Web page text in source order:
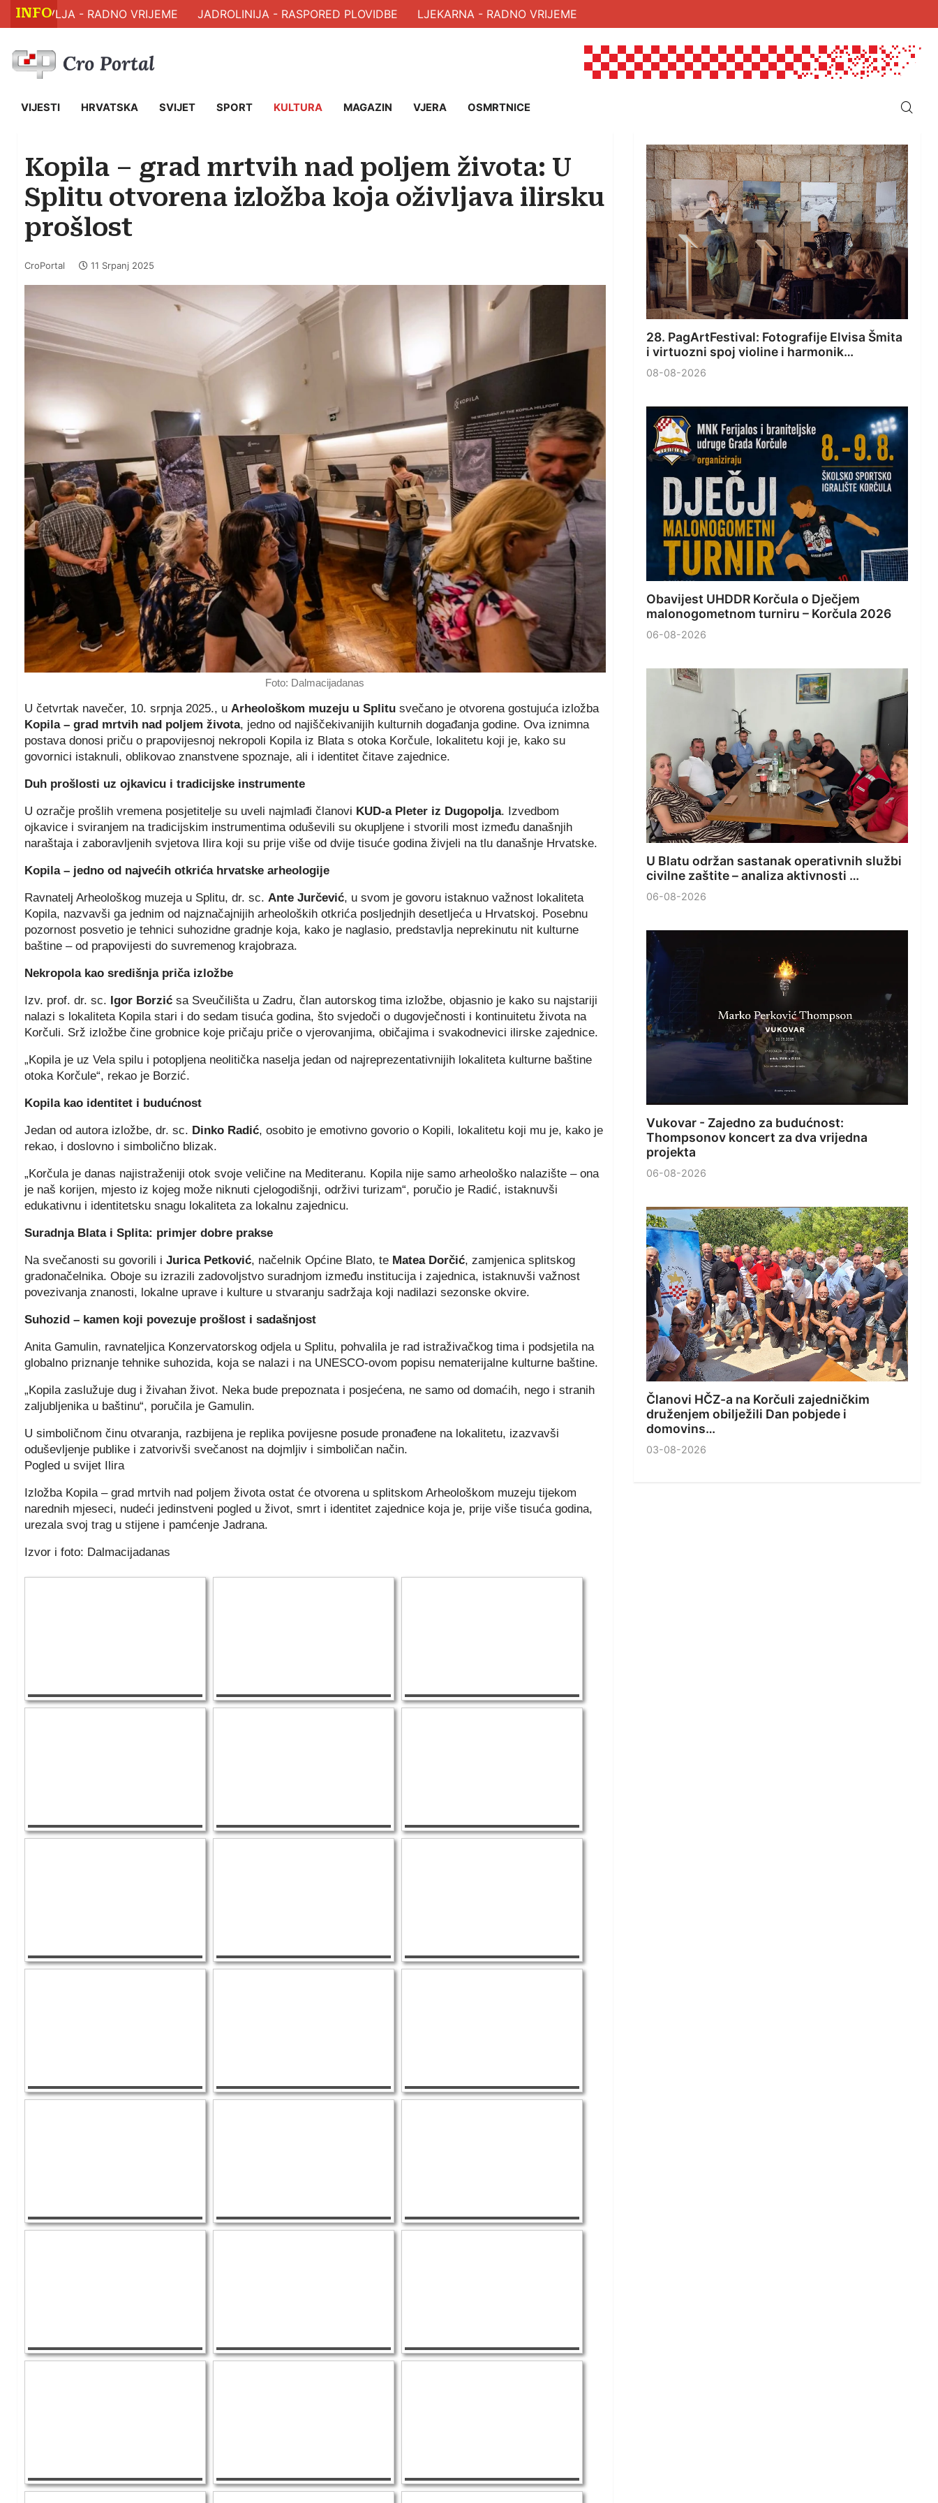
INFO - RADNO VRIJEME JADROLINIJA - RASPORED PLOVIDBE LJEKARNA - RADNO VRIJEME
VIJESTI HRVATSKA SVIJET SPORT KULTURA MAGAZIN VJERA OSMRTNICE
Kopila – grad mrtvih nad poljem života: U
Splitu otvorena izložba koja oživljava ilirsku
prošlost
CroPortal 11 Srpanj 2025
Foto: Dalmacijadanas
U četvrtak navečer, 10. srpnja 2025., u Arheološkom muzeju u Splitu svečano je otvorena gostujuća izložba
Kopila – grad mrtvih nad poljem života, jedno od najiščekivanijih kulturnih događanja godine. Ova iznimna
postava donosi priču o prapovijesnoj nekropoli Kopila iz Blata s otoka Korčule, lokalitetu koji je, kako su
govornici istaknuli, oblikovao znanstvene spoznaje, ali i identitet čitave zajednice.
Duh prošlosti uz ojkavicu i tradicijske instrumente
U ozračje prošlih vremena posjetitelje su uveli najmlađi članovi KUD-a Pleter iz Dugopolja. Izvedbom
ojkavice i sviranjem na tradicijskim instrumentima oduševili su okupljene i stvorili most između današnjih
naraštaja i zaboravljenih svjetova Ilira koji su prije više od dvije tisuće godina živjeli na tlu današnje Hrvatske.
Kopila – jedno od najvećih otkrića hrvatske arheologije
Ravnatelj Arheološkog muzeja u Splitu, dr. sc. Ante Jurčević, u svom je govoru istaknuo važnost lokaliteta
Kopila, nazvavši ga jednim od najznačajnijih arheoloških otkrića posljednjih desetljeća u Hrvatskoj. Posebnu
pozornost posvetio je tehnici suhozidne gradnje koja, kako je naglasio, predstavlja neprekinutu nit kulturne
baštine – od prapovijesti do suvremenog krajobraza.
Nekropola kao središnja priča izložbe
Izv. prof. dr. sc. Igor Borzić sa Sveučilišta u Zadru, član autorskog tima izložbe, objasnio je kako su najstariji
nalazi s lokaliteta Kopila stari i do sedam tisuća godina, što svjedoči o dugovječnosti i kontinuitetu života na
Korčuli. Srž izložbe čine grobnice koje pričaju priče o vjerovanjima, običajima i svakodnevici ilirske zajednice.
„Kopila je uz Vela spilu i potopljena neolitička naselja jedan od najreprezentativnijih lokaliteta kulturne baštine
otoka Korčule“, rekao je Borzić.
Kopila kao identitet i budućnost
Jedan od autora izložbe, dr. sc. Dinko Radić, osobito je emotivno govorio o Kopili, lokalitetu koji mu je, kako je
rekao, i doslovno i simbolično blizak.
„Korčula je danas najistraženiji otok svoje veličine na Mediteranu. Kopila nije samo arheološko nalazište – ona
je naš korijen, mjesto iz kojeg može niknuti cjelogodišnji, održivi turizam“, poručio je Radić, istaknuvši
edukativnu i identitetsku snagu lokaliteta za lokalnu zajednicu.
Suradnja Blata i Splita: primjer dobre prakse
Na svečanosti su govorili i Jurica Petković, načelnik Općine Blato, te Matea Dorčić, zamjenica splitskog
gradonačelnika. Oboje su izrazili zadovoljstvo suradnjom između institucija i zajednica, istaknuvši važnost
povezivanja znanosti, lokalne uprave i kulture u stvaranju sadržaja koji nadilazi sezonske okvire.
Suhozid – kamen koji povezuje prošlost i sadašnjost
Anita Gamulin, ravnateljica Konzervatorskog odjela u Splitu, pohvalila je rad istraživačkog tima i podsjetila na
globalno priznanje tehnike suhozida, koja se nalazi i na UNESCO-ovom popisu nematerijalne kulturne baštine.
„Kopila zaslužuje dug i živahan život. Neka bude prepoznata i posjećena, ne samo od domaćih, nego i stranih
zaljubljenika u baštinu“, poručila je Gamulin.
U simboličnom činu otvaranja, razbijena je replika povijesne posude pronađene na lokalitetu, izazvavši
oduševljenje publike i zatvorivši svečanost na dojmljiv i simboličan način.
Pogled u svijet Ilira
Izložba Kopila – grad mrtvih nad poljem života ostat će otvorena u splitskom Arheološkom muzeju tijekom
narednih mjeseci, nudeći jedinstveni pogled u život, smrt i identitet zajednice koja je, prije više tisuća godina,
urezala svoj trag u stijene i pamćenje Jadrana.
Izvor i foto: Dalmacijadanas
28. PagArtFestival: Fotografije Elvisa Šmita
i virtuozni spoj violine i harmonik…
08-08-2026
Obavijest UHDDR Korčula o Dječjem
malonogometnom turniru – Korčula 2026
06-08-2026
U Blatu održan sastanak operativnih službi
civilne zaštite – analiza aktivnosti …
06-08-2026
Vukovar - Zajedno za budućnost:
Thompsonov koncert za dva vrijedna
projekta
06-08-2026
Članovi HČZ-a na Korčuli zajedničkim
druženjem obilježili Dan pobjede i
domovins…
03-08-2026